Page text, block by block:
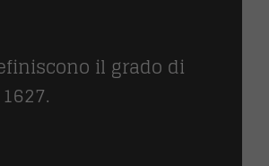
il grado di